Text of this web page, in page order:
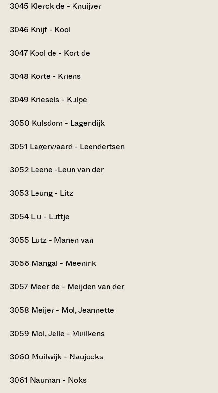
3045 Klerck de - Knuijver
3046 Knijf - Kool
3047 Kool de - Kort de
3048 Korte - Kriens
3049 Kriesels - Kulpe
3050 Kulsdom - Lagendijk
3051 Lagerwaard - Leendertsen
3052 Leene -Leun van der
3053 Leung - Litz
3054 Liu - Luttje
3055 Lutz - Manen van
3056 Mangal - Meenink
3057 Meer de - Meijden van der
3058 Meijer - Mol, Jeannette
3059 Mol, Jelle - Muilkens
3060 Muilwijk - Naujocks
3061 Nauman - Noks